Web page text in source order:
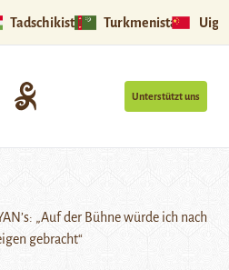
Tadschikistan Turkmenistan
Unterstützt uns
„Auf der Bühne würde ich nach
gebracht“